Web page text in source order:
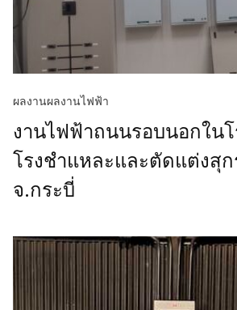
ผลงานผลงานไฟฟ้า
งานไฟฟ้าถนนรอบนอกในโ
โรงชำแหละและตัดแต่งสุ
จ.กระบี่